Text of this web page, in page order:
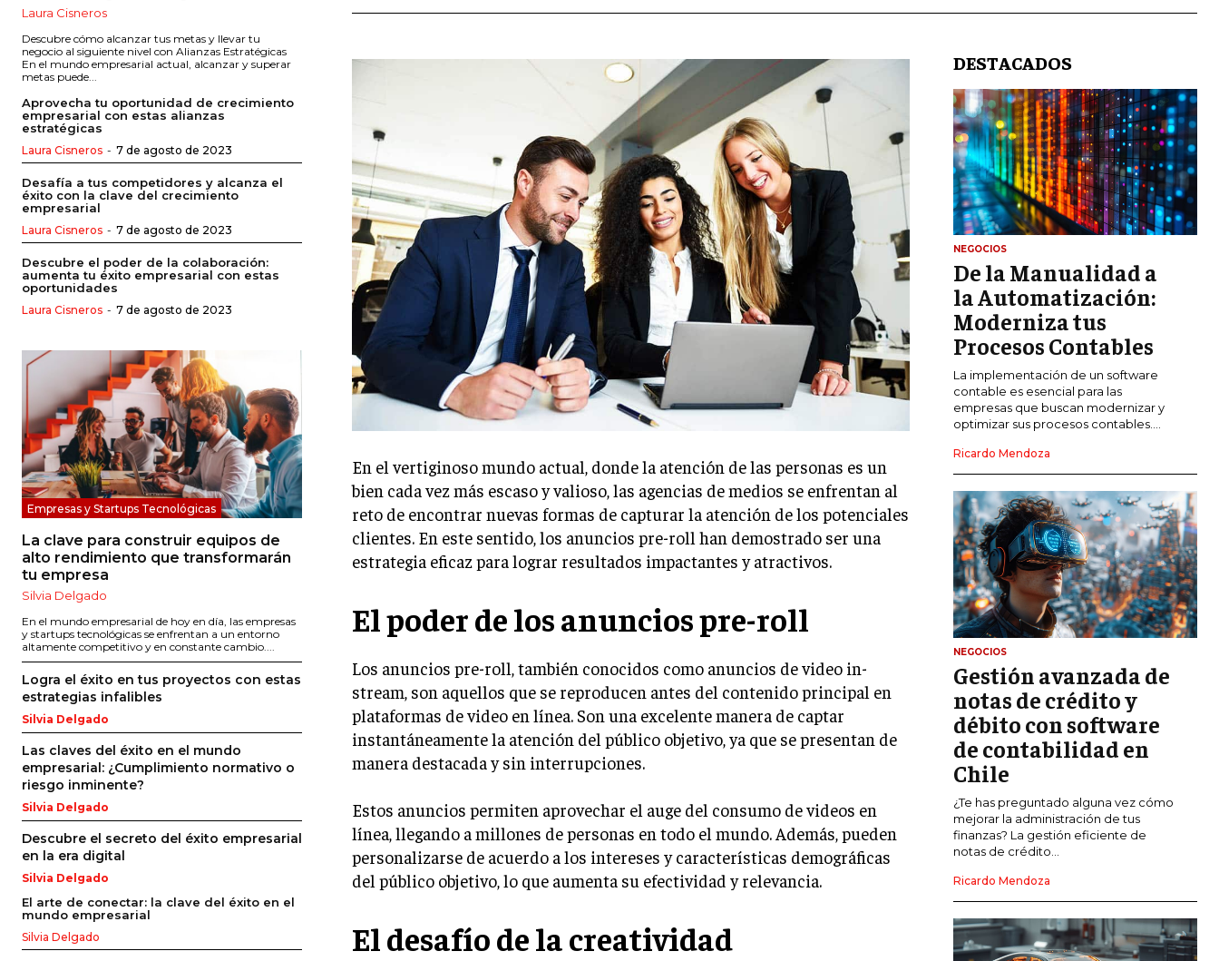
LIFESTYLE
MARKETING
ESTRATEGIAS DE MARKETING
AGENCIAS DE MARKETING
AGENCIAS DE POSICIONAMIENTO WEB
SEO
VENTA DE ENLACES
MARKETING DIGITAL
VENTAS Y PERSUASIÓN
GESTIÓN DE PRODUCTOS
COMUNICACIÓN CORPORATIVA
GESTIÓN DE MARCA
INVESTIGACIÓN DE MERCADO
ANÁLISIS DE COMPETENCIA
GESTIÓN DE CLIENTES
EMPRENDIMIENTO
INNOVACIÓN EMPRESARIAL
GESTIÓN DEL CAMBIO
LIDERAZGO
EMPRENDIMIENTO
PLANIFICACIÓN EMPRESARIAL
Laura Cisneros
Descubre cómo alcanzar tus metas y llevar tu
negocio al siguiente nivel con Alianzas Estratégicas
En el mundo empresarial actual, alcanzar y superar
metas puede...
Aprovecha tu oportunidad de crecimiento
empresarial con estas alianzas
estratégicas
Laura Cisneros - 7 de agosto de 2023
Desafía a tus competidores y alcanza el
éxito con la clave del crecimiento
empresarial
Laura Cisneros - 7 de agosto de 2023
Descubre el poder de la colaboración:
aumenta tu éxito empresarial con estas
oportunidades
Laura Cisneros - 7 de agosto de 2023
Empresas y Startups Tecnológicas
La clave para construir equipos de
alto rendimiento que transformarán
tu empresa
Silvia Delgado
En el mundo empresarial de hoy en día, las empresas
y startups tecnológicas se enfrentan a un entorno
altamente competitivo y en constante cambio....
Logra el éxito en tus proyectos con estas
estrategias infalibles
Silvia Delgado
Las claves del éxito en el mundo
empresarial: ¿Cumplimiento normativo o
riesgo inminente?
Silvia Delgado
Descubre el secreto del éxito empresarial
en la era digital
Silvia Delgado
El arte de conectar: la clave del éxito en el
mundo empresarial
Silvia Delgado
En el vertiginoso mundo actual, donde la atención de las personas es un
bien cada vez más escaso y valioso, las agencias de medios se enfrentan al
reto de encontrar nuevas formas de capturar la atención de los potenciales
clientes. En este sentido, los anuncios pre-roll han demostrado ser una
estrategia eficaz para lograr resultados impactantes y atractivos.
El poder de los anuncios pre-roll
Los anuncios pre-roll, también conocidos como anuncios de video in-
stream, son aquellos que se reproducen antes del contenido principal en
plataformas de video en línea. Son una excelente manera de captar
instantáneamente la atención del público objetivo, ya que se presentan de
manera destacada y sin interrupciones.
Estos anuncios permiten aprovechar el auge del consumo de videos en
línea, llegando a millones de personas en todo el mundo. Además, pueden
personalizarse de acuerdo a los intereses y características demográficas
del público objetivo, lo que aumenta su efectividad y relevancia.
El desafío de la creatividad
DESTACADOS
NEGOCIOS
De la Manualidad a
la Automatización:
Moderniza tus
Procesos Contables
La implementación de un software
contable es esencial para las
empresas que buscan modernizar y
optimizar sus procesos contables....
Ricardo Mendoza
NEGOCIOS
Gestión avanzada de
notas de crédito y
débito con software
de contabilidad en
Chile
¿Te has preguntado alguna vez cómo
mejorar la administración de tus
finanzas? La gestión eficiente de
notas de crédito...
Ricardo Mendoza